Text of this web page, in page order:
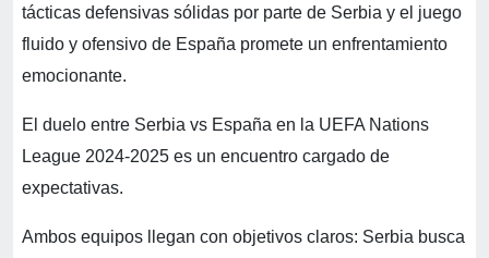
tácticas defensivas sólidas por parte de Serbia y el juego
fluido y ofensivo de España promete un enfrentamiento
emocionante.
El duelo entre Serbia vs España en la UEFA Nations
League 2024-2025 es un encuentro cargado de
expectativas.
Ambos equipos llegan con objetivos claros: Serbia busca